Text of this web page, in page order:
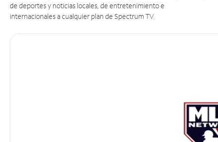
de deportes y noticias locales, de entretenimiento e
internacionales a cualquier plan de Spectrum TV.